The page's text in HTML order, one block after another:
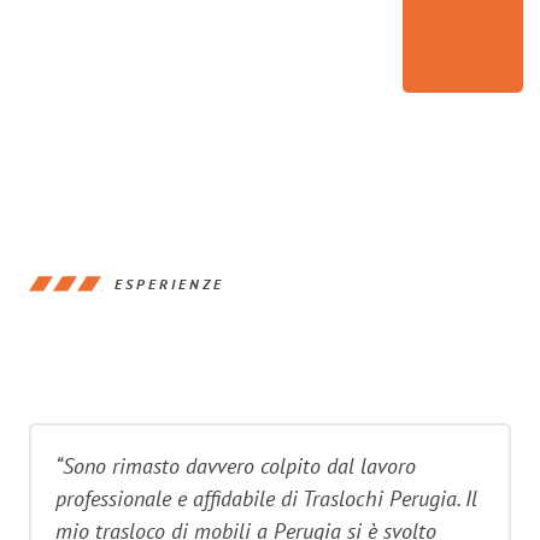
ESPERIENZE
“Sono rimasto davvero colpito dal lavoro
professionale e affidabile di Traslochi Perugia. Il
mio trasloco di mobili a Perugia si è svolto